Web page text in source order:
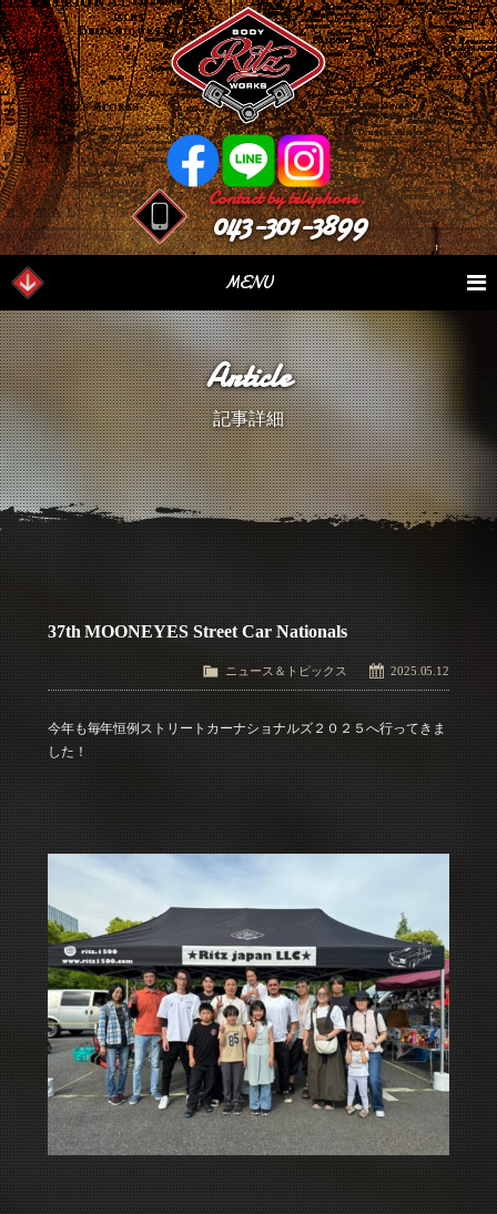
Contact by telephone.
043-301-3899
MENU
Our Serivce
業務内容 Stock List
在庫車情報
Parts Sales
パーツ情報 Case Study
作業日誌
Blog
つぶやき Factory
会社概要
アクセス
Article
記事詳細
37th MOONEYES Street Car Nationals
2025.05.12
ニュース＆トピックス
今年も毎年恒例ストリートカーナショナルズ２０２５へ行ってきま
した！